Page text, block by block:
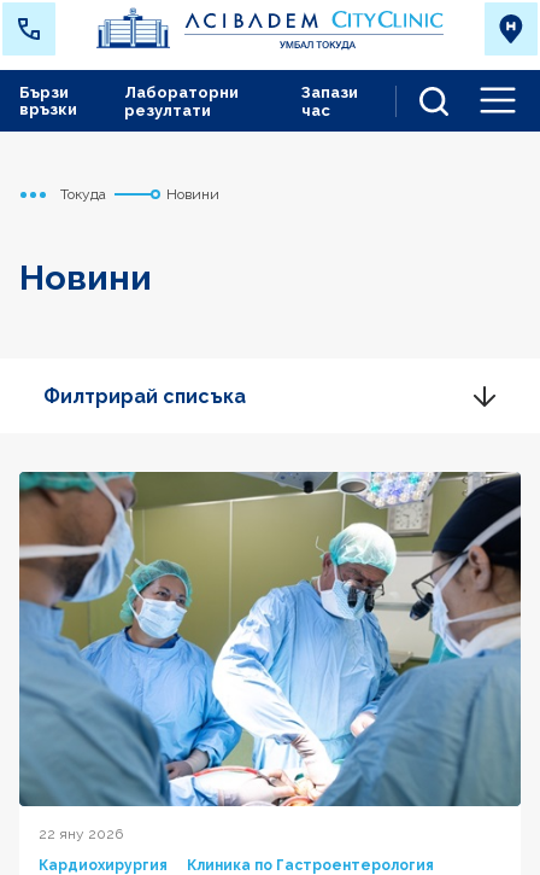
Лабораторни
резултати
Запази
час
Бързи
връзки
Начало
Токуда Новини
Новини
Филтрирай списъка
22 яну 2026
Кардиохирургия
Клиника по Гастроентерология